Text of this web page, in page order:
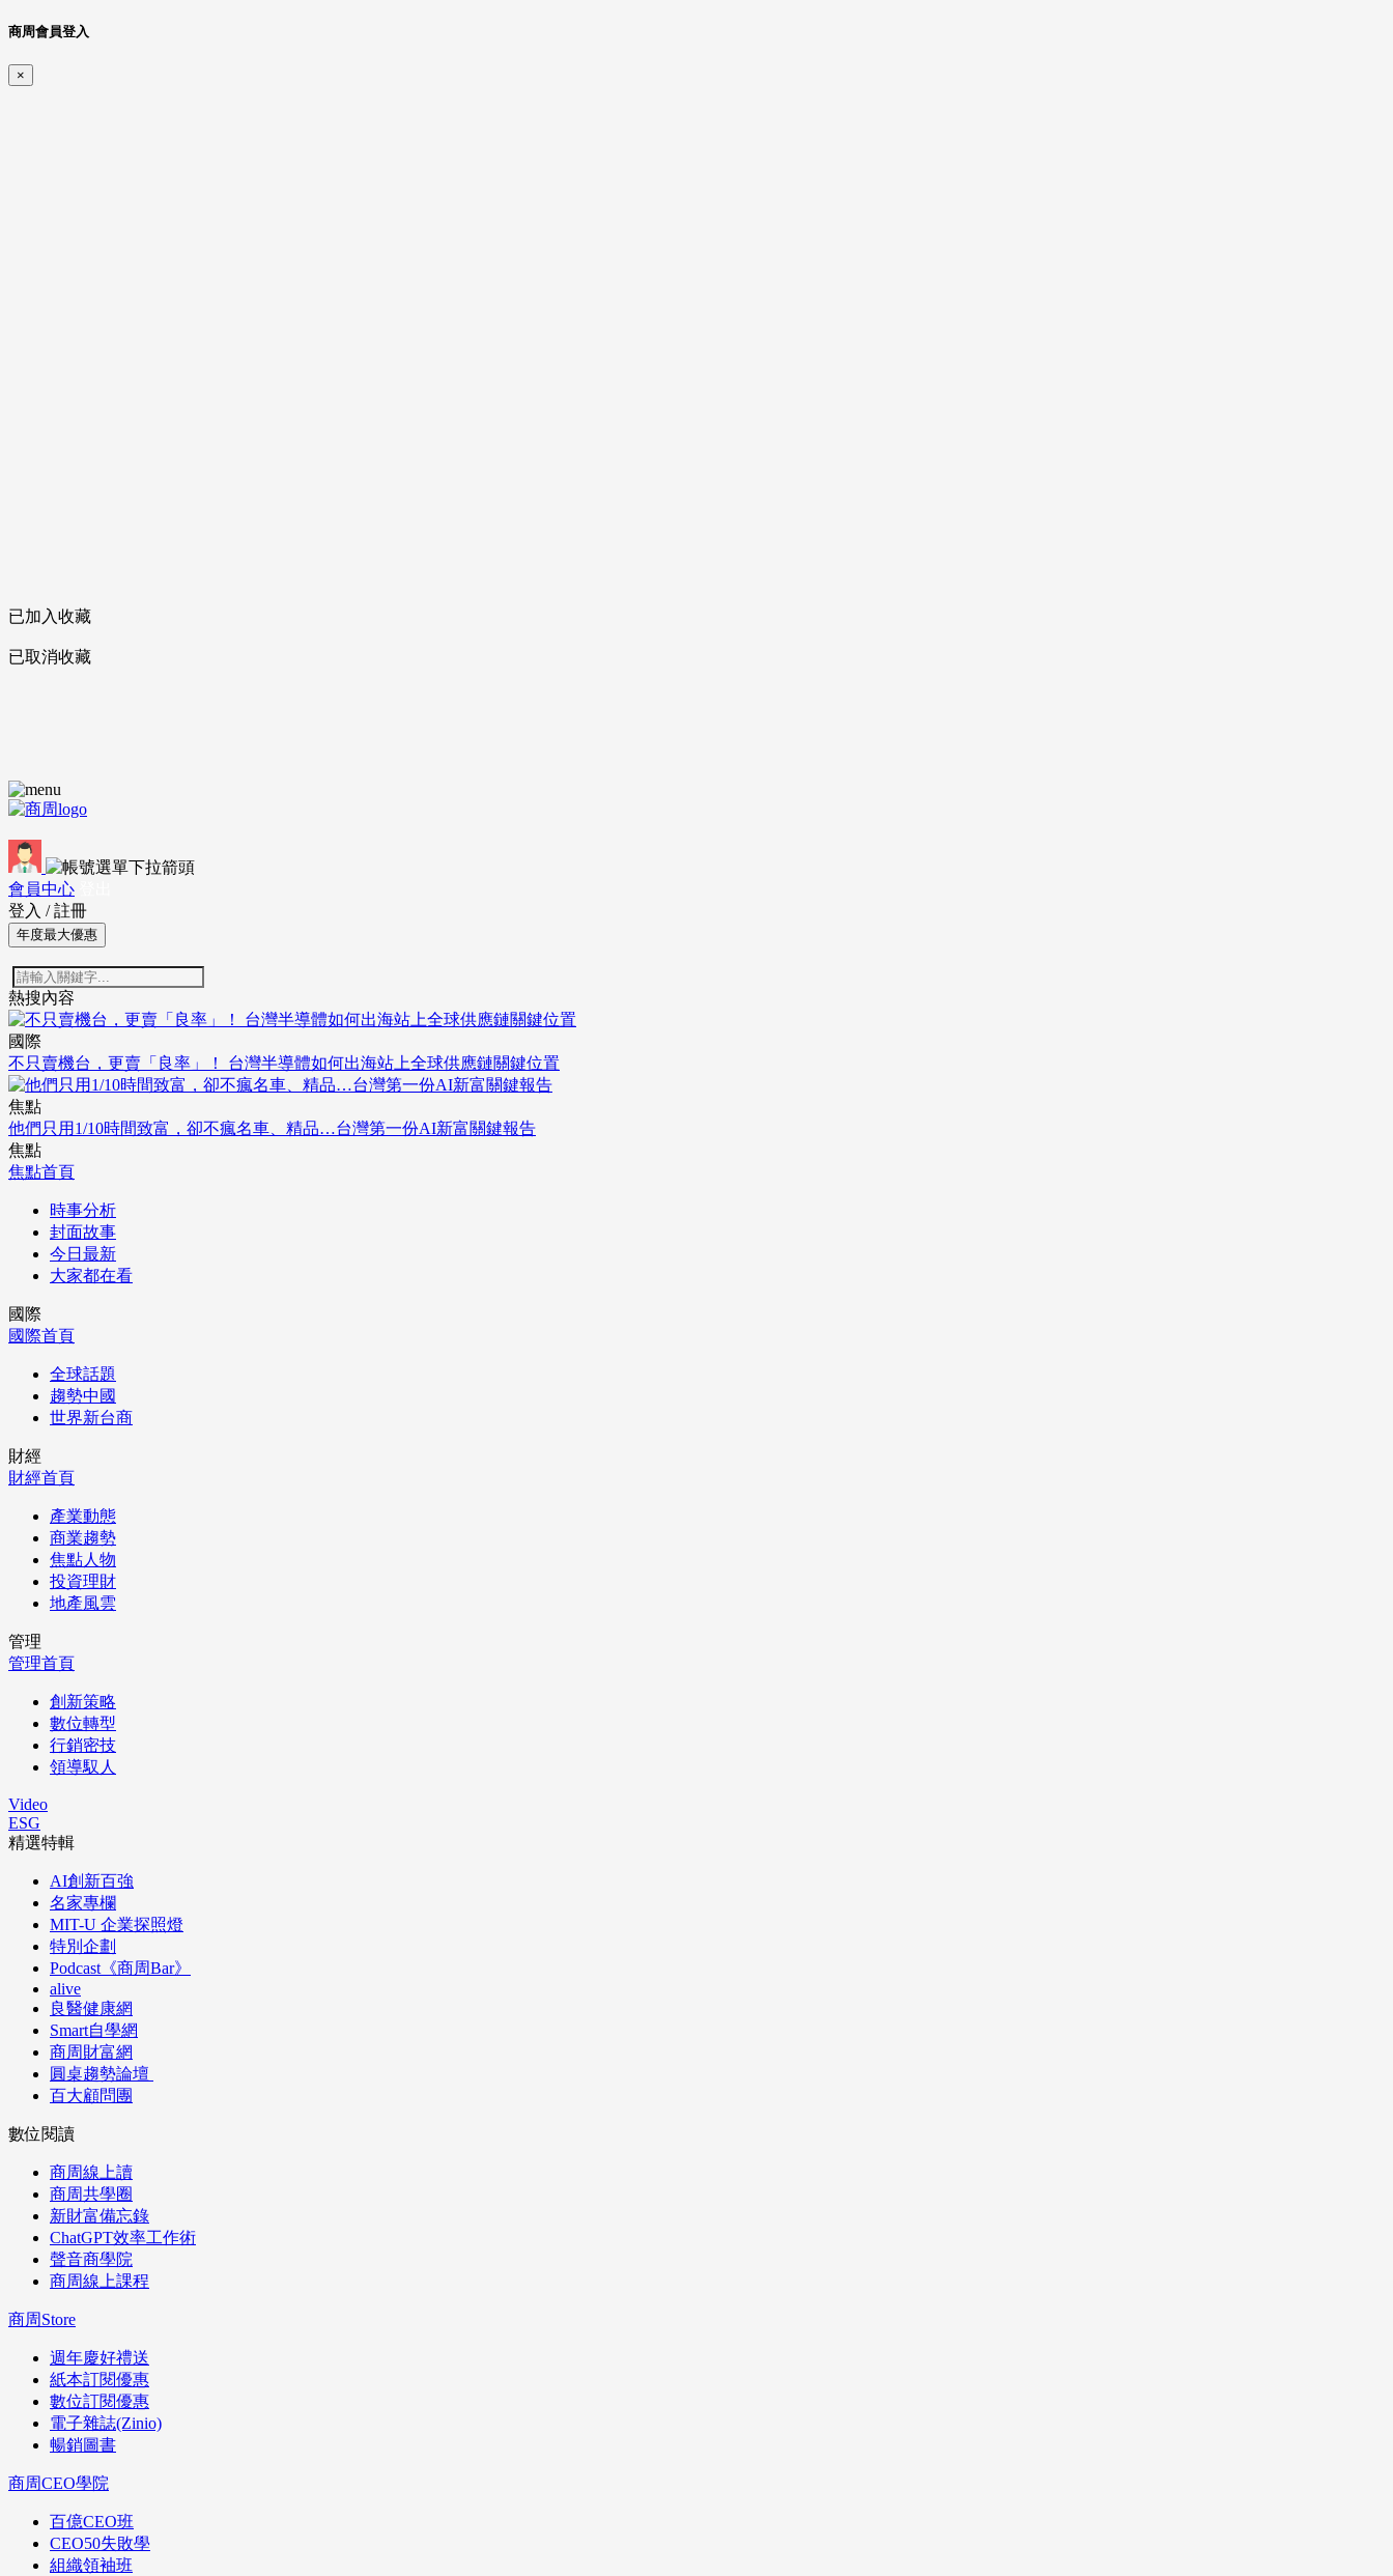
商周會員登入
×
已加入收藏
已取消收藏
會員中心
登入 / 註冊
年度最大優惠
熱搜內容
國際
不只賣機台，更賣「良率」！ 台灣半導體如何出海站上全球供應鏈關鍵位置
焦點
他們只用1/10時間致富，卻不瘋名車、精品…台灣第一份AI新富關鍵報告
焦點
焦點首頁
時事分析
封面故事
今日最新
大家都在看
國際
國際首頁
全球話題
趨勢中國
世界新台商
財經
財經首頁
產業動態
商業趨勢
焦點人物
投資理財
地產風雲
管理
管理首頁
創新策略
數位轉型
行銷密技
領導馭人
Video
ESG
精選特輯
AI創新百強
名家專欄
MIT-U 企業探照燈
特別企劃
Podcast《商周Bar》
alive
良醫健康網
Smart自學網
商周財富網
圓桌趨勢論壇
百大顧問團
數位閱讀
商周線上讀
商周共學圈
新財富備忘錄
ChatGPT效率工作術
聲音商學院
商周線上課程
商周Store
週年慶好禮送
紙本訂閱優惠
數位訂閱優惠
電子雜誌(Zinio)
暢銷圖書
商周CEO學院
百億CEO班
CEO50失敗學
組織領袖班